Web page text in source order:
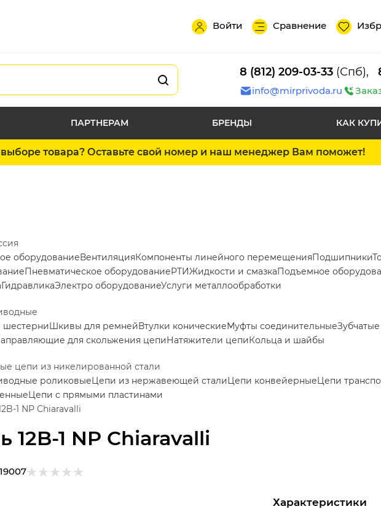
Войти Сравнение
8 (812) 209-03-33 (Спб),
info@mirprivoda.ru
ПАРТНЕРАМ БРЕНДЫ КАК
товара? Оставьте свой номер и наш менеджер Вам поможет!
12B-1 NP Chiaravalli
оборудованиеВентиляцияКомпоненты линейного перемещенияПодшипники
Пневматическое оборудованиеРТИЖидкости и смазкаПодъемное
ГидравликаЭлектро оборудованиеУслуги металлообработки
шестерниШкивы для ремнейВтулки коническиеМуфты соединительные
для скольжения цепиНатяжители цепиКольца и шайбы
цепи из никелированной стали
роликовыеЦепи из нержавеющей сталиЦепи конвейерныеЦепи
Цепи с прямыми пластинами
1 NP Chiaravalli
Характеристики